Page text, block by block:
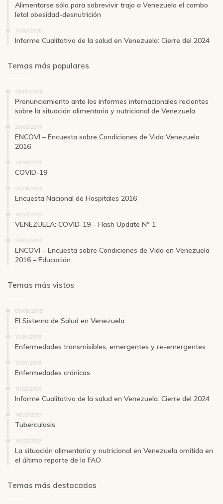
Alimentarse sólo para sobrevivir trajo a Venezuela el combo
letal obesidad-desnutrición
11/02/2025
Informe Cualitativo de la salud en Venezuela: Cierre del 2024
Temas más populares
28/05/2020
Pronunciamiento ante los informes internacionales recientes
sobre la situación alimentaria y nutricional de Venezuela
20/02/2017
ENCOVI – Encuesta sobre Condiciones de Vida Venezuela
2016
16/09/2021
COVID-19
25/08/2016
Encuesta Nacional de Hospitales 2016
19/03/2020
VENEZUELA: COVID-19 – Flash Update Nº 1
20/02/2017
ENCOVI – Encuesta sobre Condiciones de Vida en Venezuela
2016 – Educación
Temas más vistos
09/08/2016
El Sistema de Salud en Venezuela
11/07/2016
Enfermedades transmisibles, emergentes y re-emergentes
11/07/2016
Enfermedades crónicas
11/02/2025
Informe Cualitativo de la salud en Venezuela: Cierre del 2024
14/09/2017
Tuberculosis
15/02/2017
La situación alimentaria y nutricional en Venezuela omitida en
el último reporte de la FAO
Temas más destacados